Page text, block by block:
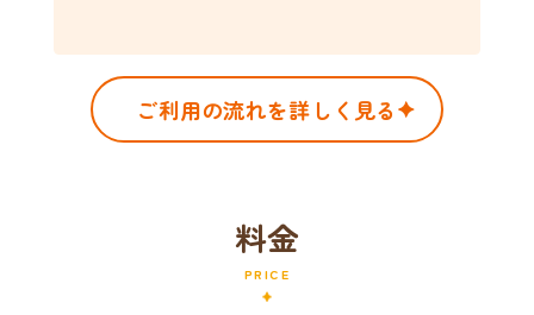
ご利用の流れを詳しく見る
料金
PRICE